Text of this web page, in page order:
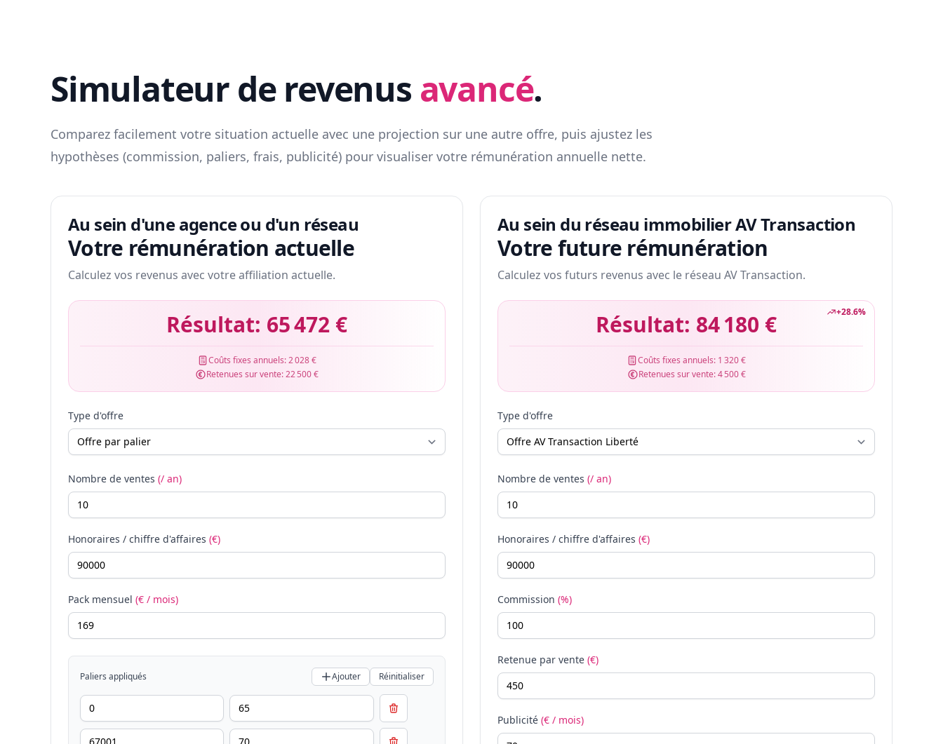
Simulateur de revenus avancé.
Comparez facilement votre situation actuelle avec une projection sur une autre offre, puis ajustez les
hypothèses (commission, paliers, frais, publicité) pour visualiser votre rémunération annuelle nette.
Au sein d'une agence ou d'un réseau
Votre rémunération actuelle
Calculez vos revenus avec votre affiliation actuelle.
Résultat: 65 472 €
Coûts fixes annuels:2 028 €
Retenues sur vente:22 500 €
Type d'offre
Nombre de ventes (/ an)
Honoraires / chiffre d'affaires (€)
Pack mensuel (€ / mois)
Paliers appliqués Ajouter Réinitialiser
Au sein du réseau immobilier AV Transaction
Votre future rémunération
Calculez vos futurs revenus avec le réseau AV Transaction.
+28.6%
Résultat: 84 180 €
Coûts fixes annuels: 1 320 €
Retenues sur vente:4 500 €
Type d'offre
Nombre de ventes (/ an)
Honoraires / chiffre d'affaires (€)
Commission (%)
Retenue par vente (€)
Publicité (€ / mois)